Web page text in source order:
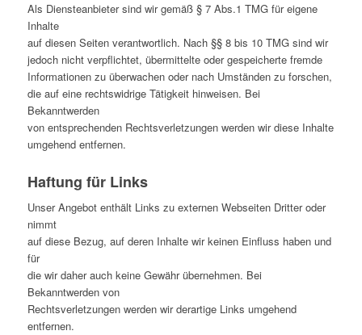
Als Diensteanbieter sind wir gemäß § 7 Abs.1 TMG für eigene
Inhalte
auf diesen Seiten verantwortlich. Nach §§ 8 bis 10 TMG sind wir
jedoch nicht verpflichtet, übermittelte oder gespeicherte fremde
Informationen zu überwachen oder nach Umständen zu forschen,
die auf eine rechtswidrige Tätigkeit hinweisen. Bei
Bekanntwerden
von entsprechenden Rechtsverletzungen werden wir diese Inhalte
umgehend entfernen.
Haftung für Links
Unser Angebot enthält Links zu externen Webseiten Dritter oder
nimmt
auf diese Bezug, auf deren Inhalte wir keinen Einfluss haben und
für
die wir daher auch keine Gewähr übernehmen. Bei
Bekanntwerden von
Rechtsverletzungen werden wir derartige Links umgehend
entfernen.